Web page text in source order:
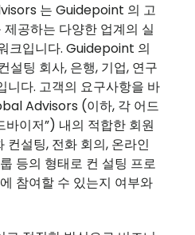
는 Guidepoint 의 고
공하는 다양한 업계의 실
크입니다. Guidepoint 의
설팅 회사, 은행, 기업, 연구
니다. 고객의 요구사항을 바
Advisors (이하, 각 어드
바이저”) 내의 적합한 회원
컨설팅, 전화 회의, 온라인
등의 형태로 컨 설팅 프로
참여할 수 있는지 여부와